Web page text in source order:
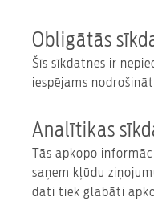
Obligātās
Šīs sīkdatnes ir
iespējams
Analītikas
Tās apkopo
saņem kļūdu
dati tiek glabāti